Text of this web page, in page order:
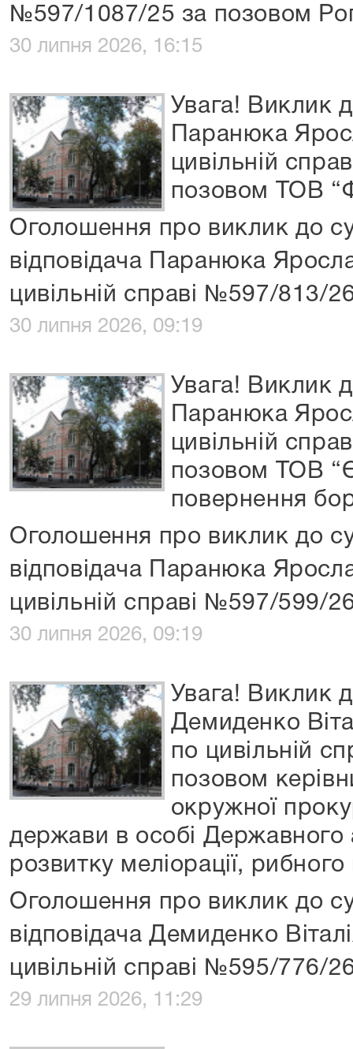
№597/1087/25 за позовом
30 липня 2026, 16:15
Увага! Виклик
Паранюка
цивільній
позовом ТОВ
Оголошення про виклик до
відповідача Паранюка
цивільній справі №597/813/
30 липня 2026, 09:19
Увага! Виклик
Паранюка
цивільній
позовом ТОВ
повернення
Оголошення про виклик до
відповідача Паранюка
цивільній справі №597/599/
30 липня 2026, 09:19
Увага! Виклик
Демиденко
по цивільній
позовом
окружної
держави в особі Державного
розвитку меліорації,
Оголошення про виклик до
відповідача Демиденко
цивільній справі №595/776/
29 липня 2026, 11:29